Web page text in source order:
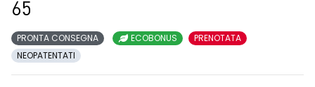
65
PRONTA CONSEGNA ECOBONUS
PRENOTATA
NEOPATENTATI